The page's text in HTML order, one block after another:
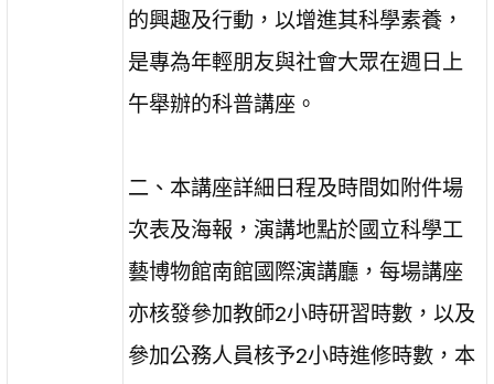
的興趣及行動，以增進其科學素養，
是專為年輕朋友與社會大眾在週日上
午舉辦的科普講座。
二、本講座詳細日程及時間如附件場
次表及海報，演講地點於國立科學工
藝博物館南館國際演講廳，每場講座
亦核發參加教師2小時研習時數，以及
參加公務人員核予2小時進修時數，本